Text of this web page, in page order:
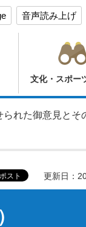
音声読み上げ
文化・スポー
られた御意見とそ
更新日：